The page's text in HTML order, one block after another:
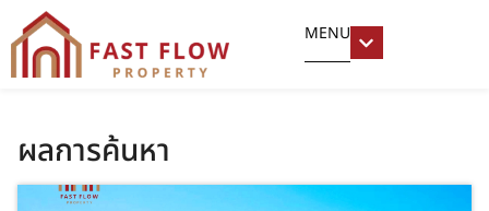
MENU
ผลการค้นหา